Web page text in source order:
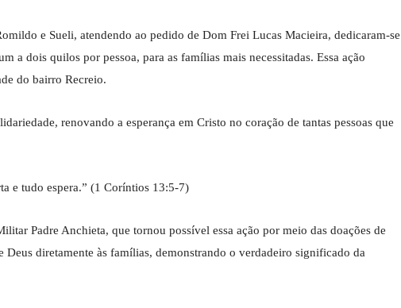
e Sueli, atendendo ao pedido de Dom Frei Lucas Macieira, dedicaram-se
a dois quilos por pessoa, para as famílias mais necessitadas. Essa ação
do bairro Recreio.
renovando a esperança em Cristo no coração de tantas pessoas que
e tudo espera.” (1 Coríntios 13:5-7)
Padre Anchieta, que tornou possível essa ação por meio das doações de
diretamente às famílias, demonstrando o verdadeiro significado da